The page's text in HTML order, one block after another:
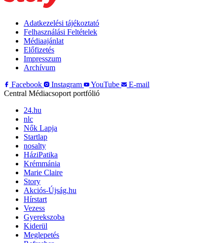
Adatkezelési tájékoztató
Felhasználási Feltételek
Médiaajánlat
Előfizetés
Impresszum
Archívum
Facebook
Instagram YouTube
E-mail
Central Médiacsoport portfólió
24.hu
nlc
Nők Lapja
Startlap
nosalty
HáziPatika
Krémmánia
Marie Claire
Story
Akciós-Újság.hu
Hírstart
Vezess
Gyerekszoba
Kiderül
Meglepetés